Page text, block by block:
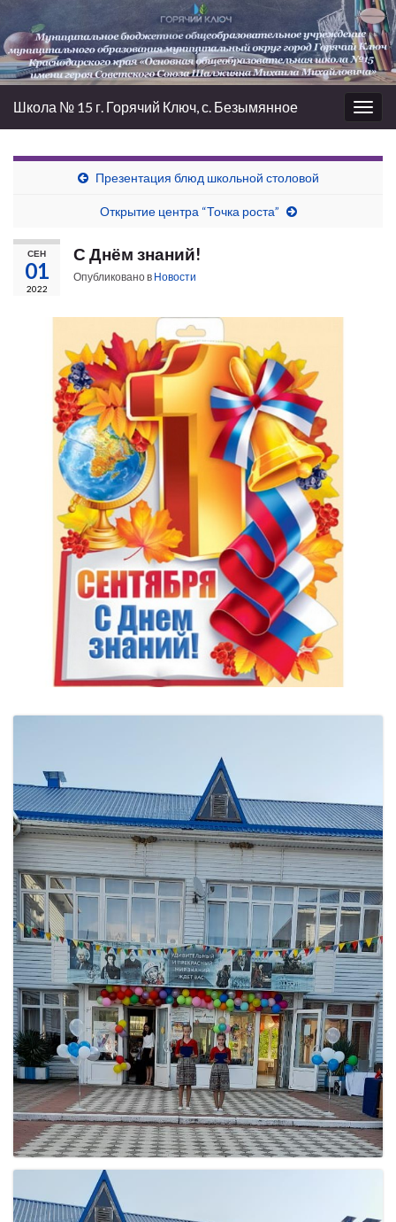
Вкл/
выкл
Школа № 15 г. Горячий Ключ, с. Безымянное
Презентация блюд школьной столовой
Открытие центра “Точка роста”
СЕН
01
2022
С Днём знаний!
Опубликовано в Новости